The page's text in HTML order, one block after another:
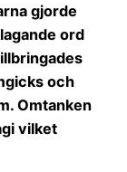
gjorde
ord
och
Omtanken
vilket